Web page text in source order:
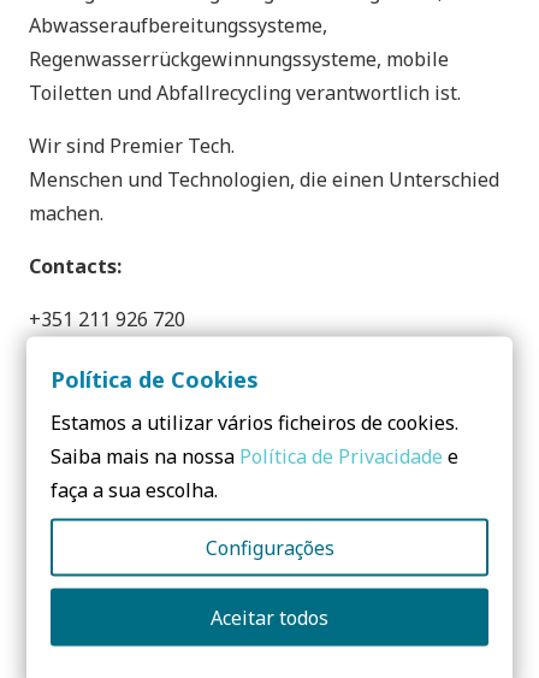
Abwasseraufbereitungssysteme,
Regenwasserrückgewinnungssysteme, mobile
Toiletten und Abfallrecycling verantwortlich ist.
Wir sind Premier Tech.
Menschen und Technologien, die einen Unterschied
machen.
Contacts:
+351 211 926 720
Rua da Cerâmica
Teilen:
Política de Cookies
Estamos a utilizar vários ficheiros de cookies.
Saiba mais na nossa Política de Privacidade e
faça a sua escolha.
Configurações
Aceitar todos